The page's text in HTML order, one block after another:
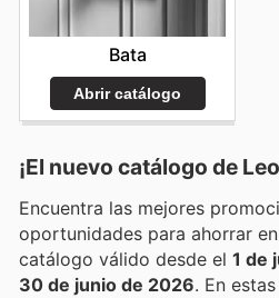
Bata
Abrir catálogo
¡El nuevo catálogo de
Encuentra las mejores
oportunidades para ahorrar en
catálogo válido desde el 1 de
30 de junio de 2026 . En estas